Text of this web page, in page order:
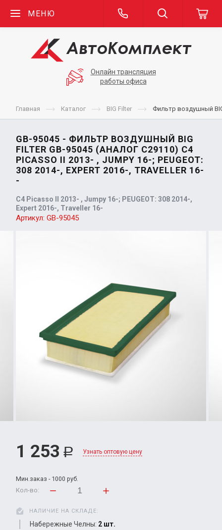
МЕНЮ
Онлайн трансляция
работы офиса
Главная Каталог BIG Filter Фильтр воздушный BIG
GB-95045 - ФИЛЬТР ВОЗДУШНЫЙ BIG
FILTER GB-95045 (АНАЛОГ C29110) C4
PICASSO II 2013- , JUMPY 16-; PEUGEOT:
308 2014-, EXPERT 2016-, TRAVELLER 16-
-
C4 Picasso II 2013- , Jumpy 16-; PEUGEOT: 308 2014-,
Expert 2016-, Traveller 16-
Артикул: GB-95045
1 253 Р Узнать оптовую цену
Мин.заказ - 1000 руб.
Кол-во:
НАЛИЧИЕ НА СКЛАДЕ:
Набережные Челны: 2 шт.